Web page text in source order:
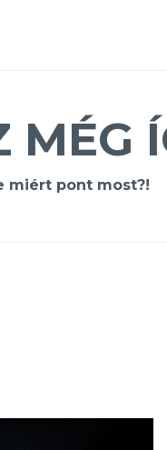
MÉG
miért pont most?!